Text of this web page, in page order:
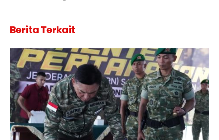
Berita Terkait